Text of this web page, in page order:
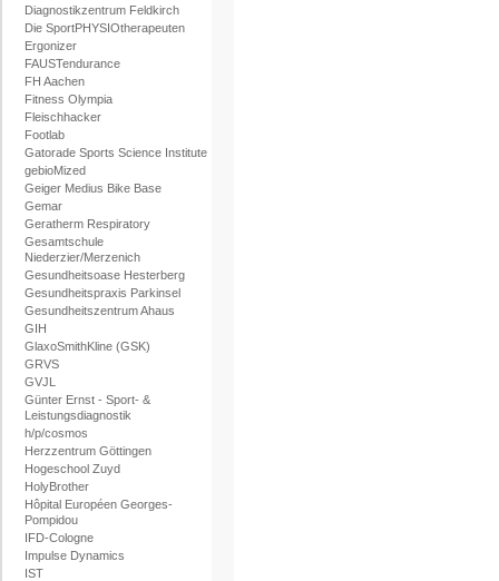
Diagnostikzentrum Feldkirch
Die SportPHYSIOtherapeuten
Ergonizer
FAUSTendurance
FH Aachen
Fitness Olympia
Fleischhacker
Footlab
Gatorade Sports Science Institute
gebioMized
Geiger Medius Bike Base
Gemar
Geratherm Respiratory
Gesamtschule
Niederzier/Merzenich
Gesundheitsoase Hesterberg
Gesundheitspraxis Parkinsel
Gesundheitszentrum Ahaus
GIH
GlaxoSmithKline (GSK)
GRVS
GVJL
Günter Ernst - Sport- &
Leistungsdiagnostik
h/p/cosmos
Herzzentrum Göttingen
Hogeschool Zuyd
HolyBrother
Hôpital Européen Georges-
Pompidou
IFD-Cologne
Impulse Dynamics
IST